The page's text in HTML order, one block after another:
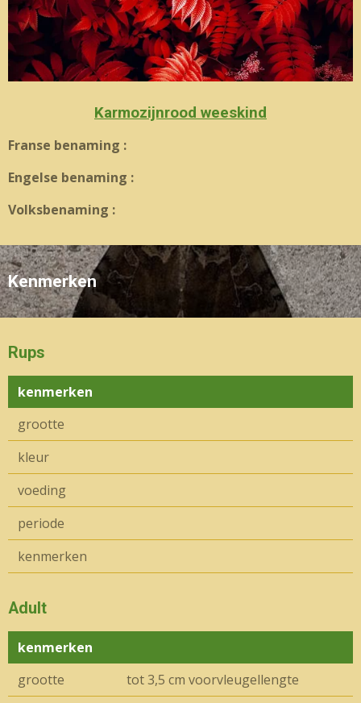
Karmozijnrood weeskind
Franse benaming :
Engelse benaming :
Volksbenaming :
Kenmerken
Rups
kenmerken
grootte
kleur
voeding
periode
kenmerken
Adult
kenmerken
grootte
tot 3,5 cm voorvleugellengte